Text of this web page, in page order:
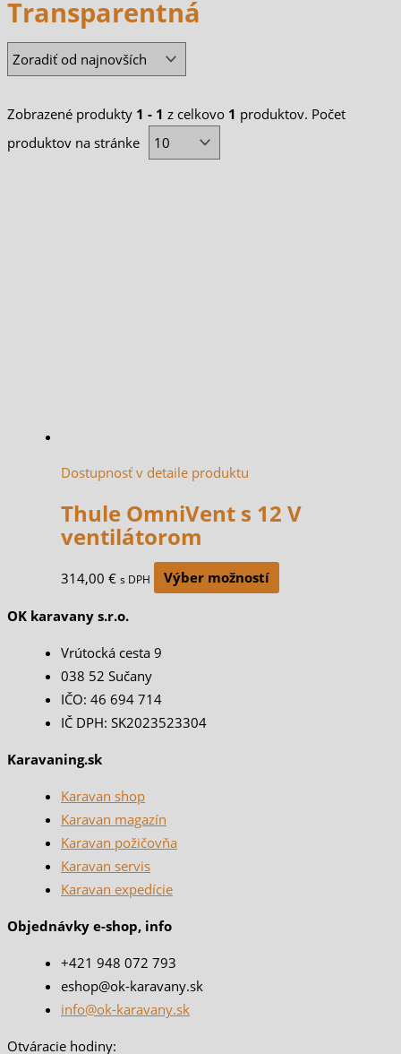
Transparentná
Zobrazené produkty 1 - 1 z celkovo 1 produktov. Počet
produktov na stránke
Dostupnosť v detaile produktu
Thule OmniVent s 12 V
ventilátorom
314,00 € s DPH Výber možností
OK karavany s.r.o.
Vrútocká cesta 9
038 52 Sučany
IČO: 46 694 714
IČ DPH: SK2023523304
Karavaning.sk
Karavan shop
Karavan magazín
Karavan požičovňa
Karavan servis
Karavan expedície
Objednávky e-shop, info
+421 948 072 793
eshop@ok-karavany.sk
info@ok-karavany.sk
Otváracie hodiny: